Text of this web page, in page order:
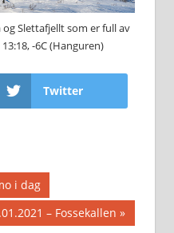
Slettafjellt som er full av
-6C (Hanguren)
Twitter
i dag
– Fossekallen